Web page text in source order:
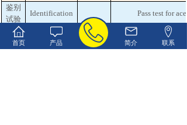
鉴别
试验
Identification Pass test for
含量
(无
Content,%
99.0%--101.0%
首页 产品 简介 联系